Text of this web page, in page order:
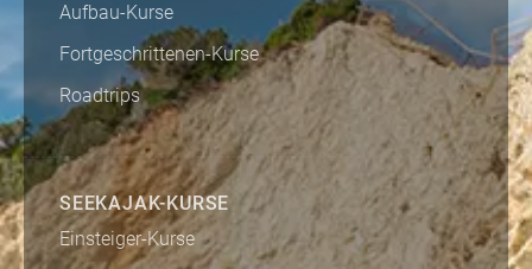
Aufbau-Kurse
Fortgeschrittenen-Kurse
Roadtrips
SEEKAJAK-KURSE
Einsteiger-Kurse